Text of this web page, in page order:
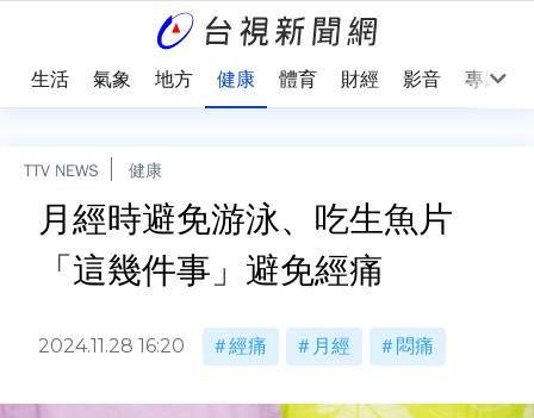
生活 氣象 地方 健康 體育 財經 影音 專題
TTV NEWS 健康
月經時避免游泳、吃生魚片
「這幾件事」避免經痛
2024.11.28 16:20 經痛 月經 悶痛